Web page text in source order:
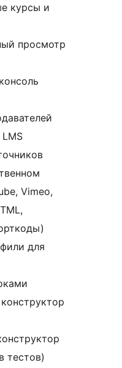
курсы и
просмотр
Vimeo,
для
тестов)